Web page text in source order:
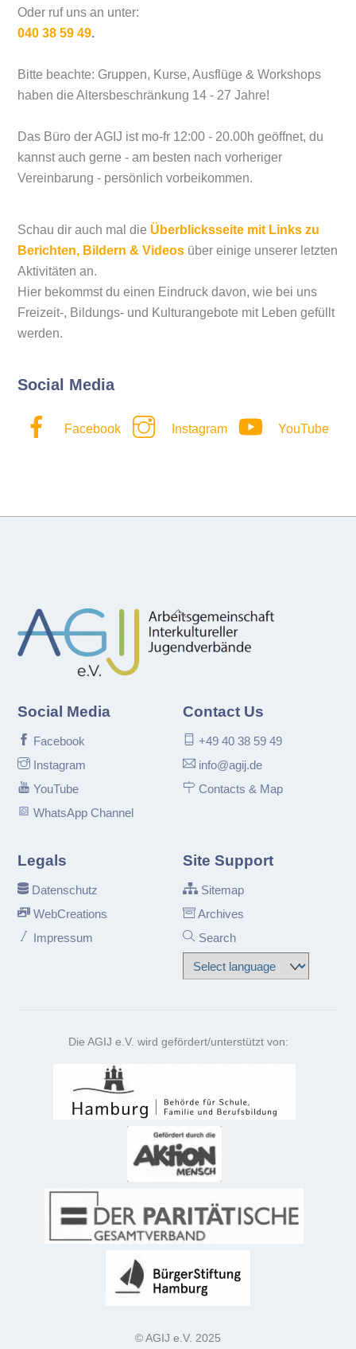
Oder ruf uns an unter:
040 38 59 49.
Bitte beachte: Gruppen, Kurse, Ausflüge & Workshops
haben die Altersbeschränkung 14 - 27 Jahre!
Das Büro der AGIJ ist mo-fr 12:00 - 20.00h geöffnet, du
kannst auch gerne - am besten nach vorheriger
Vereinbarung - persönlich vorbeikommen.
Schau dir auch mal die Überblicksseite mit Links zu
Berichten, Bildern & Videos über einige unserer letzten
Aktivitäten an.
Hier bekommst du einen Eindruck davon, wie bei uns
Freizeit-, Bildungs- und Kulturangebote mit Leben gefüllt
werden.
Social Media
Facebook Instagram YouTube
Back
To
Top
Social Media
Facebook
Instagram
YouTube
WhatsApp Channel
Contact Us
+49 40 38 59 49
info@agij.de
Contacts & Map
Legals
Datenschutz
WebCreations
Impressum
Site Support
Sitemap
Archives
Search
Die AGIJ e.V. wird gefördert/unterstützt von:
© AGIJ e.V. 2025